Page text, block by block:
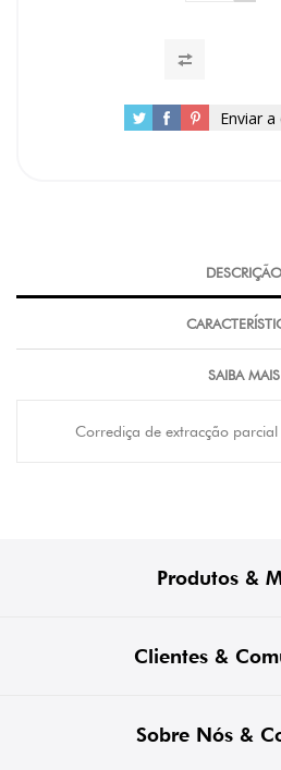
Enviar a
DESCRIÇÃO
SAIBA MAIS
Corrediça de extracção
Produtos &
Clientes &
Sobre Nós &